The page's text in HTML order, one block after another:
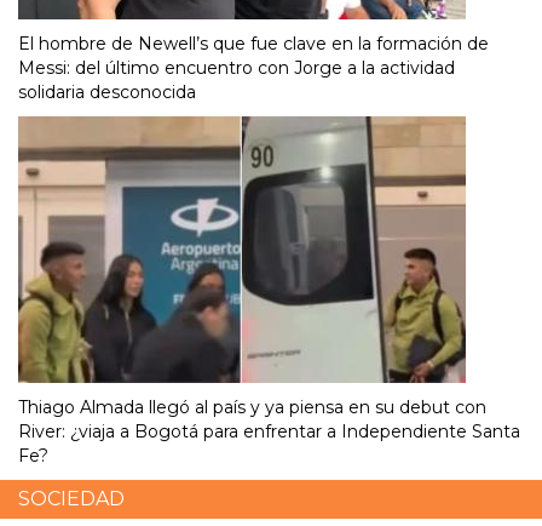
El hombre de Newell’s que fue clave en la formación de
Messi: del último encuentro con Jorge a la actividad
solidaria desconocida
Thiago Almada llegó al país y ya piensa en su debut con
River: ¿viaja a Bogotá para enfrentar a Independiente Santa
Fe?
SOCIEDAD